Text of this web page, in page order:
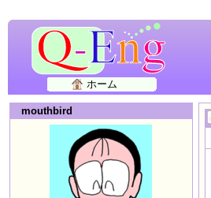
ホーム
mouthbird